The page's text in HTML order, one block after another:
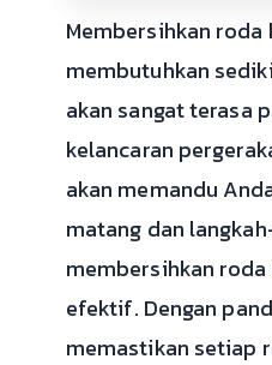
Membersihkan
membutuhkan
akan sangat terasa
kelancaran
akan memandu
matang dan
membersihkan
efektif. Dengan
memastikan setiap